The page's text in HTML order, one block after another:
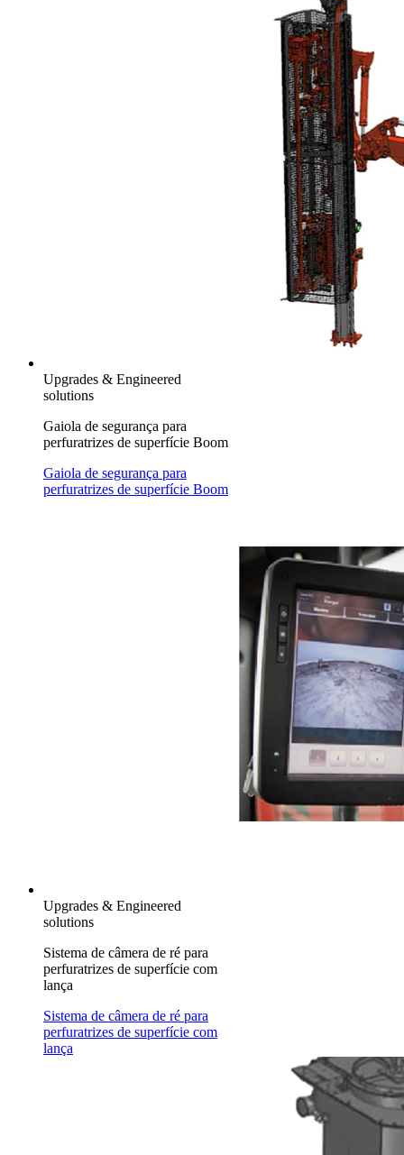
Upgrades & Engineered
solutions
Gaiola de segurança para
perfuratrizes de superfície Boom
Gaiola de segurança para
perfuratrizes de superfície Boom
Upgrades & Engineered
solutions
Sistema de câmera de ré para
perfuratrizes de superfície com
lança
Sistema de câmera de ré para
perfuratrizes de superfície com
lança